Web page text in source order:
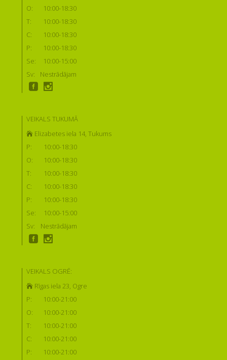
O:
10:00-18:30
T:
10:00-18:30
C:
10:00-18:30
P:
10:00-18:30
Se:
10:00-15:00
Sv:
Nestrādājam
VEIKALS TUKUMĀ
Elizabetes iela 14, Tukums
P:
10:00-18:30
O:
10:00-18:30
T:
10:00-18:30
C:
10:00-18:30
P:
10:00-18:30
Se:
10:00-15:00
Sv:
Nestrādājam
VEIKALS OGRĒ:
Rīgas iela 23, Ogre
P:
10:00-21:00
O:
10:00-21:00
T:
10:00-21:00
C:
10:00-21:00
P:
10:00-21:00